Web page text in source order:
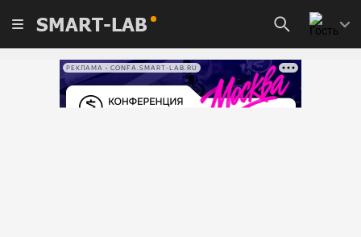
SMART-LAB
РЕКЛАМА • CONFA.SMART-LAB.RU